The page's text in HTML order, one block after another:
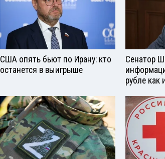
США опять бьют по Ирану: кто
останется в выигрыше
Сенатор
рубле как